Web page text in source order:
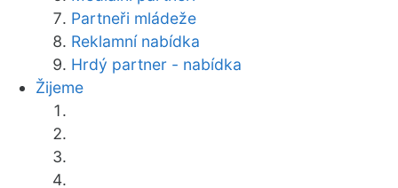
Partneři mládeže
Reklamní nabídka
Hrdý partner - nabídka
Žijeme